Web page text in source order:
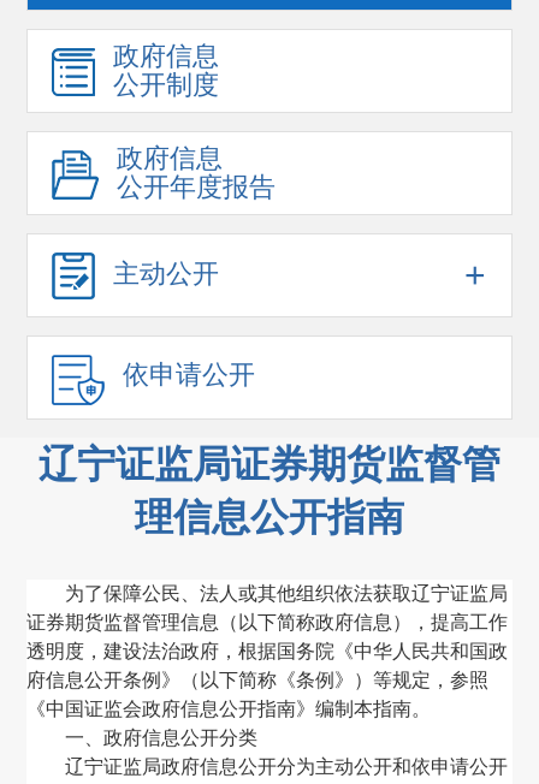
政府信息
公开制度
政府信息
公开年度报告
主动公开 +
依申请公开
辽宁证监局证券期货监督管
理信息公开指南
为了保障公民、法人或其他组织依法获取辽宁证监局
证券期货监督管理信息
（ 以下简称政府信息 ）
，提高工作
透明度，建设法治政府，根据国务院《中华人民共和国政
府信息公开条例》
（ 以下简称《条例》 ）等规定，参照
《中国证监会政府信息公开指南》编制本指南。
一、政府信息公开分类
辽宁证监局政府信息公开分为主动公开和依申请公开